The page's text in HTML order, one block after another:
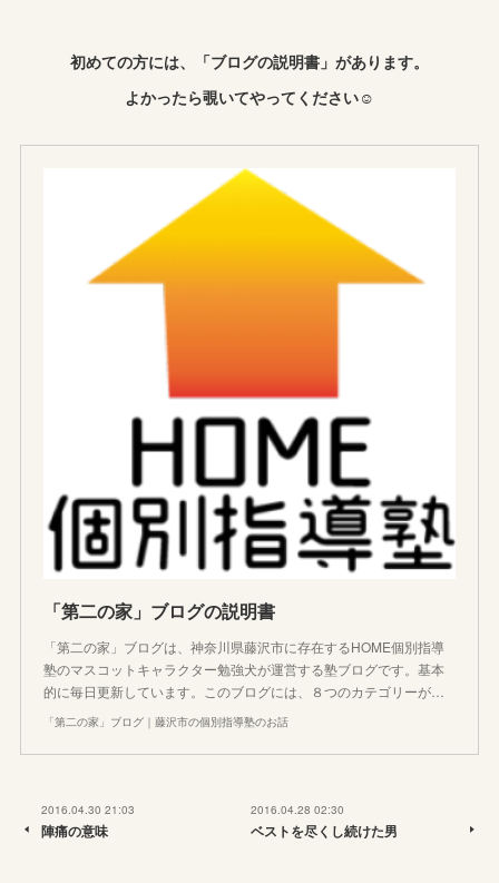
初めての方には、「ブログの説明書」があります。
よかったら覗いてやってください☺︎
「第二の家」ブログの説明書
「第二の家」ブログは、神奈川県藤沢市に存在するHOME個別指導
塾のマスコットキャラクター勉強犬が運営する塾ブログです。基本
的に毎日更新しています。このブログには、８つのカテゴリーが…
「第二の家」ブログ｜藤沢市の個別指導塾のお話
2016.04.30 21:03
陣痛の意味
2016.04.28 02:30
ベストを尽くし続けた男